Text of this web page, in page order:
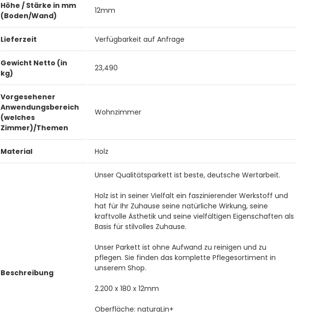
Höhe / Stärke in mm
(Boden/Wand)
12mm
Lieferzeit Verfügbarkeit auf Anfrage
Gewicht Netto (in
kg)
23,490
Vorgesehener
Anwendungsbereich
(welches
Zimmer)/Themen
Wohnzimmer
Material Holz
Beschreibung
Unser Qualitätsparkett ist beste, deutsche Wertarbeit.
Holz ist in seiner Vielfalt ein faszinierender Werkstoff und
hat für Ihr Zuhause seine natürliche Wirkung, seine
kraftvolle Ästhetik und seine vielfältigen Eigenschaften als
Basis für stilvolles Zuhause.
Unser Parkett ist ohne Aufwand zu reinigen und zu
pflegen. Sie finden das komplette Pflegesortiment in
unserem Shop.
2.200 x 180 x 12mm
Oberfläche: naturaLin+